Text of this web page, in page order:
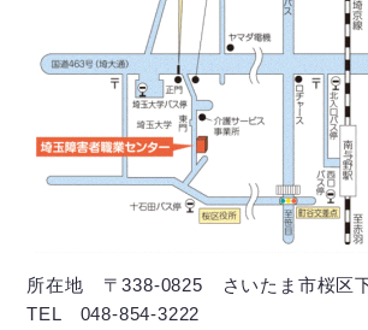
所在地 〒338-0825 さいたま市桜区
TEL 048-854-3222